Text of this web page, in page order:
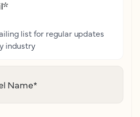
*
list for regular updates
industry
Name*